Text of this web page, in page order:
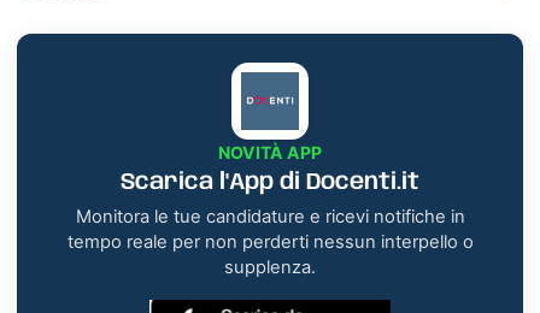
NOVITÀ APP
Scarica l'App di Docenti.it
Monitora le tue candidature e ricevi notifiche in
tempo reale per non perderti nessun interpello o
supplenza.